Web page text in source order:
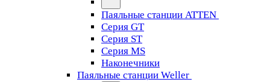
Паяльные станции ATTEN
Серия GT
Серия ST
Серия MS
Наконечники
Паяльные станции Weller